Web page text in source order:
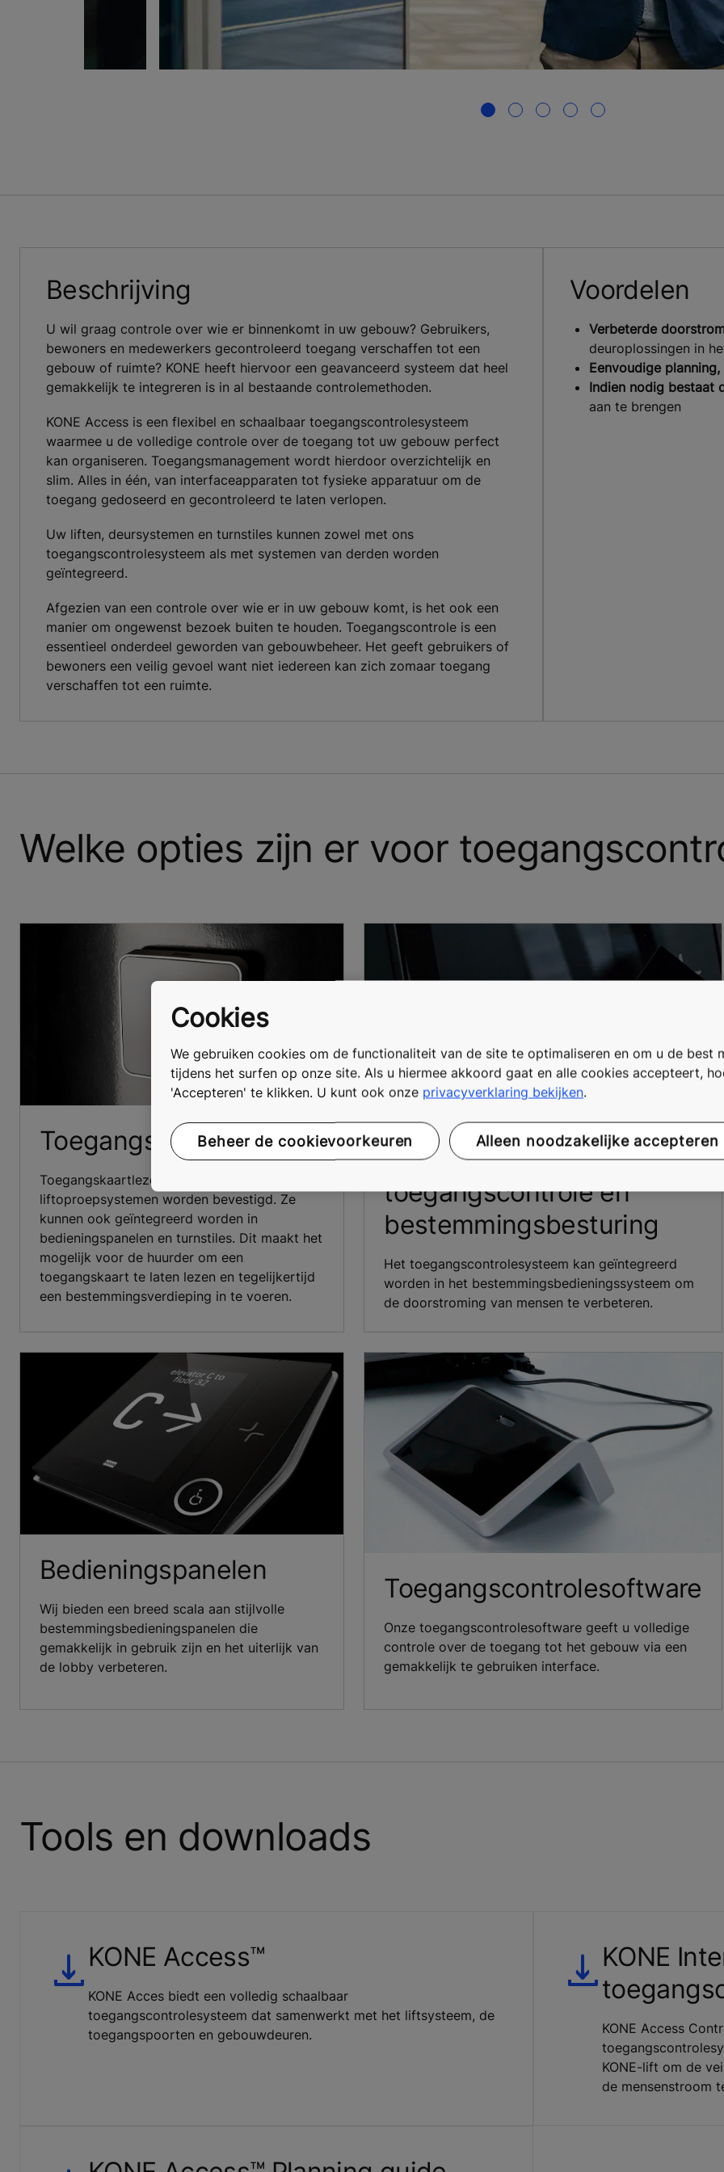
Beschrijving
U wil graag controle over wie er binnenkomt in uw gebouw? Gebruikers,
bewoners en medewerkers gecontroleerd toegang verschaffen tot een
gebouw of ruimte? KONE heeft hiervoor een geavanceerd systeem dat heel
gemakkelijk te integreren is in al bestaande controlemethoden.
KONE Access is een flexibel en schaalbaar toegangscontrolesysteem
waarmee u de volledige controle over de toegang tot uw gebouw perfect
kan organiseren. Toegangsmanagement wordt hierdoor overzichtelijk en
slim. Alles in één, van interfaceapparaten tot fysieke apparatuur om de
toegang gedoseerd en gecontroleerd te laten verlopen.
Uw liften, deursystemen en turnstiles kunnen zowel met ons
toegangscontrolesysteem als met systemen van derden worden
geïntegreerd.
Afgezien van een controle over wie er in uw gebouw komt, is het ook een
manier om ongewenst bezoek buiten te houden. Toegangscontrole is een
essentieel onderdeel geworden van gebouwbeheer. Het geeft gebruikers of
bewoners een veilig gevoel want niet iedereen kan zich zomaar toegang
verschaffen tot een ruimte.
Voordelen
Verbeterde
deuroplossingen in
Eenvoudige
Indien nodig bestaat
aan te brengen
Welke opties zijn er voor
Toegangskaartlezers
Toegangskaartlezers kunnen naast deuren of
liftoproepsystemen worden bevestigd. Ze
kunnen ook geïntegreerd worden in
bedieningspanelen en turnstiles. Dit maakt het
mogelijk voor de huurder om een
toegangskaart te laten lezen en tegelijkertijd
een bestemmingsverdieping in te voeren.
Geïntegreerde
toegangscontrole en
bestemmingsbesturing
Het toegangscontrolesysteem kan geïntegreerd
worden in het bestemmingsbedieningssysteem om
de doorstroming van mensen te verbeteren.
Bedieningspanelen
Wij bieden een breed scala aan stijlvolle
bestemmingsbedieningspanelen die
gemakkelijk in gebruik zijn en het uiterlijk van
de lobby verbeteren.
Toegangscontrolesoftware
Onze toegangscontrolesoftware geeft u volledige
controle over de toegang tot het gebouw via een
gemakkelijk te gebruiken interface.
Tools en downloads
KONE Access™
KONE Acces biedt een volledig schaalbaar
toegangscontrolesysteem dat samenwerkt met het liftsysteem, de
toegangspoorten en gebouwdeuren.
KONE
KONE Access
KONE-lift om de
de mensenstroom
Cookies
We gebruiken cookies om de functionaliteit van de site te optimaliseren en om u de best
tijdens het surfen op onze site. Als u hiermee akkoord gaat en alle cookies accepteert,
'Accepteren' te klikken. U kunt ook onze privacyverklaring bekijken.
Beheer de cookievoorkeuren Alleen noodzakelijke accepteren